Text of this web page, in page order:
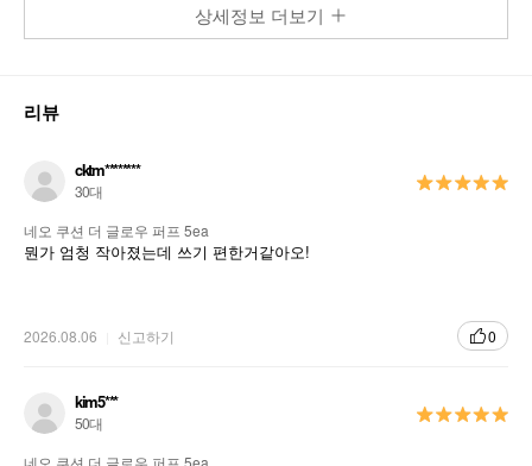
상세정보 더보기
리뷰
cktm********
30대
네오 쿠션 더 글로우 퍼프 5ea
뭔가 엄청 작아졌는데 쓰기 편한거같아오!
2026.08.06 신고하기 0
kim5***
50대
네오 쿠션 더 글로우 퍼프 5ea